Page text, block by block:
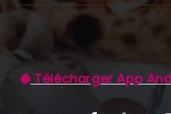
MENTIONS LÉGALES
Télécharger App